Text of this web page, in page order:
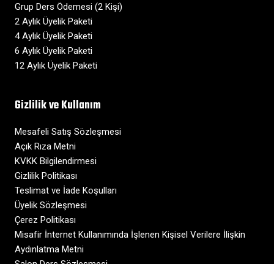
Grup Ders Ödemesi (2 Kişi)
2 Aylık Üyelik Paketi
4 Aylık Üyelik Paketi
6 Aylık Üyelik Paketi
12 Aylık Üyelik Paketi
Gizlilik ve Kullanım
Mesafeli Satış Sözleşmesi
Açık Rıza Metni
KVKK Bilgilendirmesi
Gizlilik Politikası
Teslimat ve İade Koşulları
Üyelik Sözleşmesi
Çerez Politikası
Misafir İnternet Kullanımında İşlenen Kişisel Verilere İlişkin
Aydınlatma Metni